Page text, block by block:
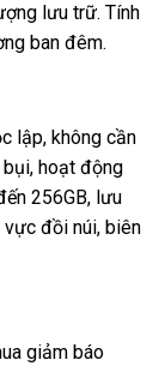
lưu trữ. Tính
ban đêm.
lập, không cần
bụi, hoạt động
256GB, lưu
vực đồi núi, biên
giảm báo